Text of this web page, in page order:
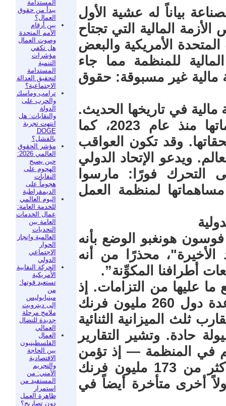
المستدامة
يبدأ من حقوق
العمال؟
بين أرقام
الأمم المتحدة
وصوت العمال
هل تكفي
مؤشرات
التنمية
المستدامة
لتحقيق العدالة
الاجتماعية؟
ترامب وماسك
والحرب على
الدولة
والنقابات: هل
انتهت تجربة
DOGE
بالفشل؟
مؤشر الحقوق
العالمي 2026:
حين يصبح
الهجوم على
النقابات
هجوماً على
الديمقراطية
اليوم العالمي
للخدمة العامة:
عمال الخدمات
العامة بين
التحديات
العالمية وإنجاز
الحوار
الاجتماعي
الدولي
الحركة النقابية
الأمريكية
تستعيد قوتها:
من
مينيابوليس
إلى ديترويت
ملامح مرحلة
جديدة للنضال
العمالي
العمال
الفلسطينيون
بين الحاجة
الاقتصادية
والتجريم
الأمني: من
المستفيد من
استمرار
ظاهرة العمل
دون تصاريح؟
بياناً له عشية الأول
المالية التي تجتاح
المتحدة الأمريكية والبعض
للمنظمة مما جاء
مالية غير مسبوقة: حقوق
مالية في تاريخها الحديث.
فالولايات المتحدة لم تسدد مساهماتها منذ عام 2023، كما
وقد تكون العواقب
ويدعو الإتحاد الدولي
التحرك فورًا: مارسوا
لمنظمة العمل
هونغبو الوضع بأنه
محذرًا من أنه
أطرافنا المكوِّنة”.
عليها من التزامات. إذ
تجاوزت المتأخرات المستحقة على عدة دول 260 مليون فرنك
يقارب ثلث الميزانية الثنائية
حادة. وتشير التقارير
في المنظمة — إذ تؤمن
22% من تمويلها العادي — تدين بأكثر من 173 مليون فرنك
أخرى متأخرة أيضاً في